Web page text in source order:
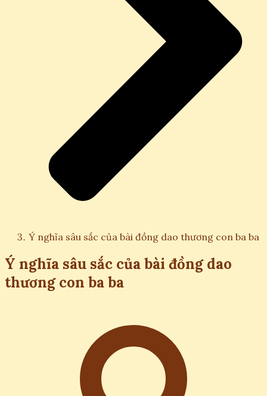
Ý nghĩa sâu sắc của bài đồng dao thương con ba ba
Ý nghĩa sâu sắc của bài đồng dao
thương con ba ba